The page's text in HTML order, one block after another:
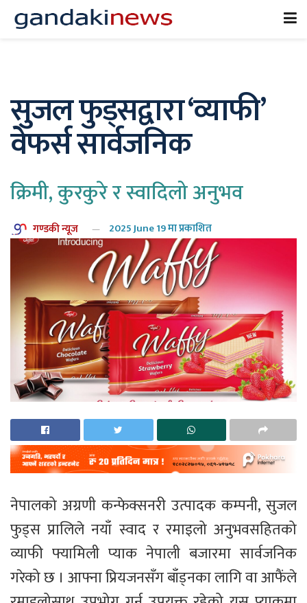
सुजल फुड्सद्वारा ‘व्याफी’
वेफर्स सार्वजनिक
क्रिमी, कुरकुरे र स्वादिलो अनुभव
गण्डकी न्यूज 2025 June 19 मा प्रकाशित
नेपालको अग्रणी कन्फेक्सनरी उत्पादक कम्पनी, सुजल
फुड्स प्रालिले नयाँ स्वाद र रमाइलो अनुभवसहितको
व्याफी फ्यामिली प्याक नेपाली बजारमा सार्वजनिक
गरेको छ । आफ्ना प्रियजनसँग बाँड्नका लागि वा आफैंले